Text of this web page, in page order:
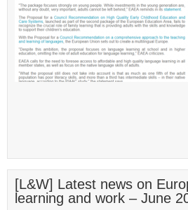
[L&W] Latest news on
learning and work – June